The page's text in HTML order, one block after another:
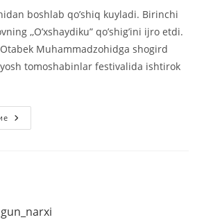
boshlab qo’shiq kuyladi. Birinchi
,,O’xshaydiku” qo’shig’ini ijro etdi.
Muhammadzohidga shogird
tomoshabinlar festivalida ishtirok
Sardor
Tairov